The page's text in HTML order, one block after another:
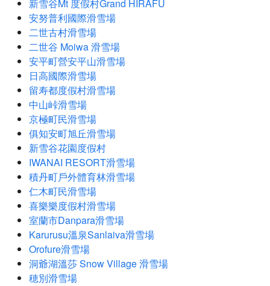
新雪谷Mt 度假村Grand HIRAFU
安努普利國際滑雪場
二世古村滑雪場
二世谷 Moiwa 滑雪場
安平町營安平山滑雪場
日高國際滑雪場
留寿都度假村滑雪場
中山峠滑雪場
京極町民滑雪場
俱知安町旭丘滑雪場
新雪谷花園度假村
IWANAI RESORT滑雪場
積丹町戶外體育林滑雪場
仁木町民滑雪場
喜樂樂度假村滑雪場
室蘭市Danpara滑雪場
Karurusu溫泉Sanlaiva滑雪場
Orofure滑雪場
洞爺湖溫莎 Snow Village 滑雪場
穂別滑雪場